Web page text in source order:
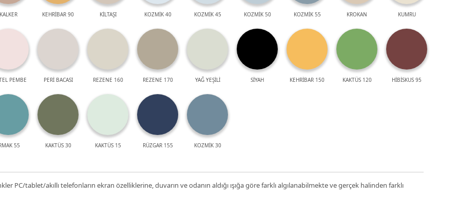
KALKER KEHRİBAR 90 KİLTAŞI KOZMİK 40 KOZMİK 45 KOZMİK 50 KOZMİK 55 KROKAN KUMRU
PEMBE PERİ BACASI REZENE 160 REZENE 170 YAĞ YEŞİLİ SİYAH KEHRİBAR 150 KAKTÜS 120 HİBİSKUS 95
55 KAKTÜS 30 KAKTÜS 15 RÜZGAR 155 KOZMİK 30
PC/tablet/akıllı telefonların ekran özelliklerine, duvarın ve odanın aldığı ışığa göre farklı algılanabilmekte ve gerçek halinden farklı